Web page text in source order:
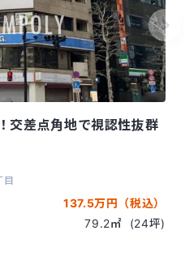
交差点角地で視認性抜群
目
137.5万円（税込）
79.2㎡ (24坪)